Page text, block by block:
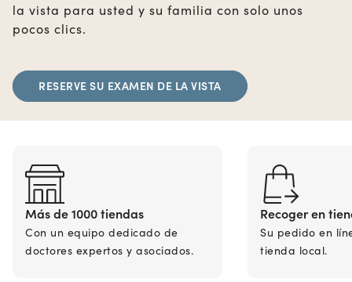
la vista para usted y su familia con solo unos
pocos clics.
RESERVE SU EXAMEN DE LA VISTA
Más de 1000 tiendas
Con un equipo dedicado de
doctores expertos y asociados.
Recoger en
Su pedido en
tienda local.